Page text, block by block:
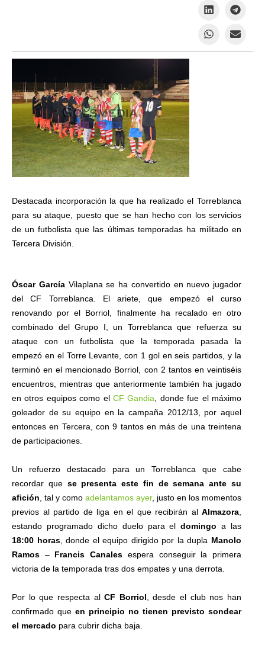
Destacada incorporación la que ha realizado el Torreblanca
para su ataque, puesto que se han hecho con los servicios
de un futbolista que las últimas temporadas ha militado en
Tercera División.
Óscar García Vilaplana se ha convertido en nuevo jugador
del CF Torreblanca. El ariete, que empezó el curso
renovando por el Borriol, finalmente ha recalado en otro
combinado del Grupo I, un Torreblanca que refuerza su
ataque con un futbolista que la temporada pasada la
empezó en el Torre Levante, con 1 gol en seis partidos, y la
terminó en el mencionado Borriol, con 2 tantos en veintiséis
encuentros, mientras que anteriormente también ha jugado
en otros equipos como el CF Gandia , donde fue el máximo
goleador de su equipo en la campaña 2012/13, por aquel
entonces en Tercera, con 9 tantos en más de una treintena
de participaciones.
Un refuerzo destacado para un Torreblanca que cabe
recordar que se presenta este fin de semana ante su
afición , tal y como adelantamos ayer, justo en los momentos
previos al partido de liga en el que recibirán al Almazora
estando programado dicho duelo para eldomingoa las
18:00 horas, donde el equipo dirigido por la dupla Manolo
Ramos – Francis Canales espera conseguir la primera
victoria de la temporada tras dos empates y una derrota.
Por lo que respecta alCF Borriol , desde el club nos han
confirmado que en principio no tienen previsto sondear
el mercado para cubrir dicha baja.